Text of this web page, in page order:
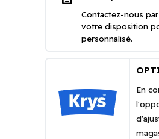
Contactez-nous
votre disposition
personnalisé.
En